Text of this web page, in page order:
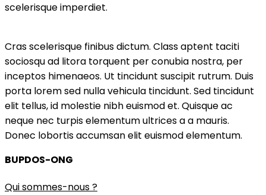
scelerisque imperdiet.
Cras scelerisque finibus dictum. Class aptent taciti
sociosqu ad litora torquent per conubia nostra, per
inceptos himenaeos. Ut tincidunt suscipit rutrum. Duis
porta lorem sed nulla vehicula tincidunt. Sed tincidunt
elit tellus, id molestie nibh euismod et. Quisque ac
neque nec turpis elementum ultrices a a mauris.
Donec lobortis accumsan elit euismod elementum.
BUPDOS-ONG
Qui sommes-nous ?